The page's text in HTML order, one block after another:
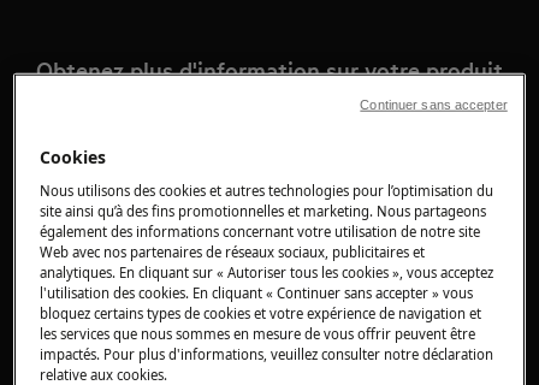
Obtenez plus d'information sur votre produit
l’installation, l’utilisation et l’entretien de votre produit.
Acheter directement auprès d'Electrolux
Cookies
Nous utilisons des cookies et autres technologies pour l’optimisation du
site ainsi qu’à des fins promotionnelles et marketing. Nous partageons
également des informations concernant votre utilisation de notre site
Web avec nos partenaires de réseaux sociaux, publicitaires et
analytiques. En cliquant sur « Autoriser tous les cookies », vous acceptez
l'utilisation des cookies. En cliquant « Continuer sans accepter » vous
bloquez certains types de cookies et votre expérience de navigation et
les services que nous sommes en mesure de vous offrir peuvent être
impactés. Pour plus d'informations, veuillez consulter notre déclaration
relative aux cookies.
Continuer sans accepter